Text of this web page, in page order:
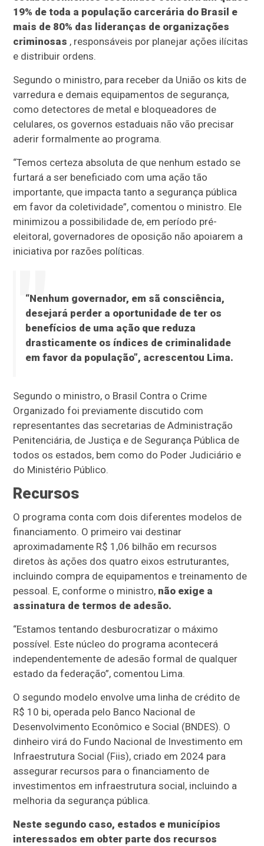
19% de toda a população carcerária do Brasil e
mais de 80% das lideranças de organizações
criminosas , responsáveis por planejar ações ilícitas
e distribuir ordens.
Segundo o ministro, para receber da União os kits de
varredura e demais equipamentos de segurança,
como detectores de metal e bloqueadores de
celulares, os governos estaduais não vão precisar
aderir formalmente ao programa.
“Temos certeza absoluta de que nenhum estado se
furtará a ser beneficiado com uma ação tão
importante, que impacta tanto a segurança pública
em favor da coletividade”, comentou o ministro. Ele
minimizou a possibilidade de, em período pré-
eleitoral, governadores de oposição não apoiarem a
iniciativa por razões políticas.
“Nenhum governador, em sã consciência,
desejará perder a oportunidade de ter os
benefícios de uma ação que reduza
drasticamente os índices de criminalidade
em favor da população”, acrescentou Lima.
Segundo o ministro, o Brasil Contra o Crime
Organizado foi previamente discutido com
representantes das secretarias de Administração
Penitenciária, de Justiça e de Segurança Pública de
todos os estados, bem como do Poder Judiciário e
do Ministério Público.
Recursos
O programa conta com dois diferentes modelos de
financiamento. O primeiro vai destinar
aproximadamente R$ 1,06 bilhão em recursos
diretos às ações dos quatro eixos estruturantes,
incluindo compra de equipamentos e treinamento de
pessoal. E, conforme o ministro, não exige a
assinatura de termos de adesão.
“Estamos tentando desburocratizar o máximo
possível. Este núcleo do programa acontecerá
independentemente de adesão formal de qualquer
estado da federação”, comentou Lima.
O segundo modelo envolve uma linha de crédito de
R$ 10 bi, operada pelo Banco Nacional de
Desenvolvimento Econômico e Social (BNDES). O
dinheiro virá do Fundo Nacional de Investimento em
Infraestrutura Social (Fiis), criado em 2024 para
assegurar recursos para o financiamento de
investimentos em infraestrutura social, incluindo a
melhoria da segurança pública.
Neste segundo caso, estados e municípios
interessados em obter parte dos recursos